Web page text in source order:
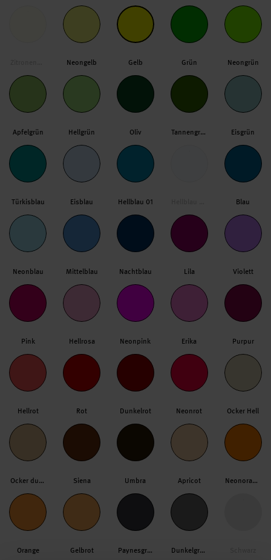
Neongelb Gelb Grün Neongrün
Apfelgrün Hellgrün Oliv Tannengrün Eisgrün
Türkisblau Eisblau Hellblau 01 Blau
Neonblau Mittelblau Nachtblau Lila Violett
Pink Hellrosa Neonpink Erika Purpur
Hellrot Rot Dunkelrot Neonrot Ocker Hell
Ocker dunkel Siena Umbra Apricot Neonorange
Orange Gelbrot Paynesgrau Dunkelgrau